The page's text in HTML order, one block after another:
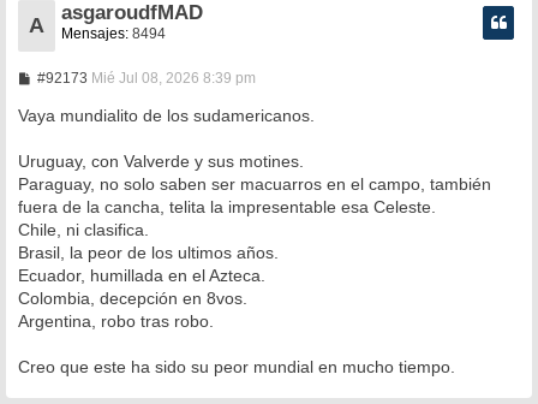
A
asgaroudfMAD
Mensajes: 8494
#92173M
n
e
Mié Jul 08, 2026 8:39 pm
Vaya mundialito de los sudamericanos.
Uruguay, con Valverde y sus motines.
Paraguay, no solo saben ser macuarros en el campo, también
fuera de la cancha, telita la impresentable esa Celeste.
Chile, ni clasifica.
Brasil, la peor de los ultimos años.
Ecuador, humillada en el Azteca.
Colombia, decepción en 8vos.
Argentina, robo tras robo.
Creo que este ha sido su peor mundial en mucho tiempo.